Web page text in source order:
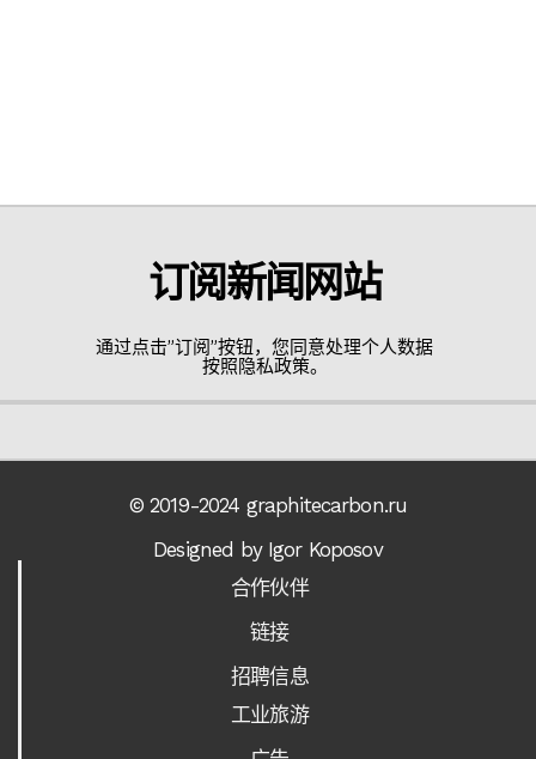
订阅新闻网站
通过点击”订阅”按钮，您同意处理个人数据
按照隐私政策。
© 2019-2024 graphitecarbon.ru
Designed by Igor Koposov
合作伙伴
链接
招聘信息
工业旅游